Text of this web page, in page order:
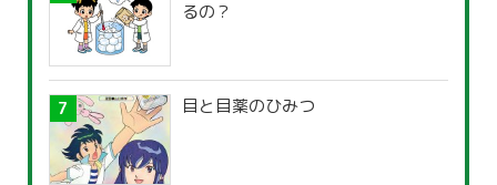
るの？
目と目薬のひみつ